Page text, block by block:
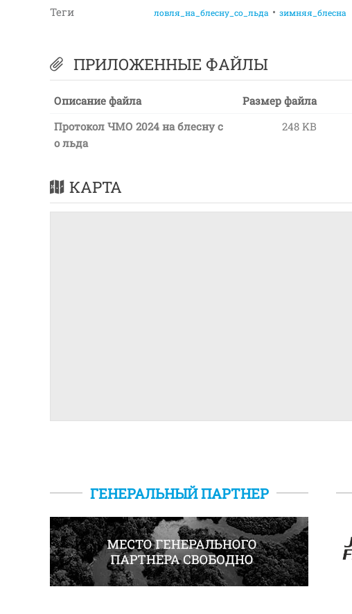
Теги ловля_на_блесну_со_льда зимняя_блесна
ПРИЛОЖЕННЫЕ ФАЙЛЫ
Описание файла Размер файла
Протокол ЧМО 2024 на блесну с
о льда
248 KB
КАРТА
ГЕНЕРАЛЬНЫЙ ПАРТНЕР